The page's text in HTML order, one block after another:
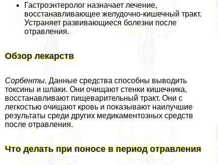
Гастроэнтеролог назначает лечение,
восстанавливающее желудочно-кишечный тpaкт.
Устраняет развивающиеся болезни после
отравления.
Обзор лекарств
Сорбенты. Данные средства способны выводить
токсины и шлаки. Они очищают стенки кишечника,
восстанавливают пищеварительный тpaкт. Они с
легкостью очищают кровь и показывают наилучшие
результаты среди других медикаментозных средств
после отравления.
Что делать при поносе в период отравления